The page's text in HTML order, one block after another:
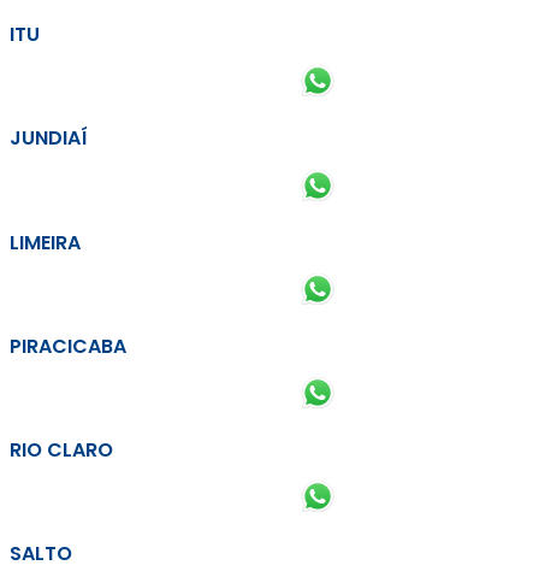
ITU
JUNDIAÍ
LIMEIRA
PIRACICABA
RIO CLARO
SALTO